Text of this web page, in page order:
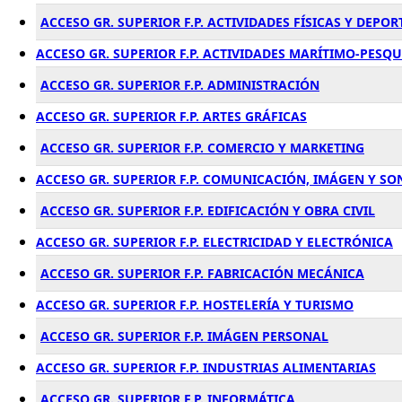
ACCESO GR. SUPERIOR F.P. ACTIVIDADES FÍSICAS Y
ACCESO GR. SUPERIOR F.P. ACTIVIDADES MARÍTIMO-
ACCESO GR. SUPERIOR F.P. ADMINISTRACIÓN
ACCESO GR. SUPERIOR F.P. ARTES GRÁFICAS
ACCESO GR. SUPERIOR F.P. COMERCIO Y MARKETING
ACCESO GR. SUPERIOR F.P. COMUNICACIÓN, IMÁGEN Y
ACCESO GR. SUPERIOR F.P. EDIFICACIÓN Y OBRA CIVIL
ACCESO GR. SUPERIOR F.P. ELECTRICIDAD Y ELECTRÓNICA
ACCESO GR. SUPERIOR F.P. FABRICACIÓN MECÁNICA
ACCESO GR. SUPERIOR F.P. HOSTELERÍA Y TURISMO
ACCESO GR. SUPERIOR F.P. IMÁGEN PERSONAL
ACCESO GR. SUPERIOR F.P. INDUSTRIAS ALIMENTARIAS